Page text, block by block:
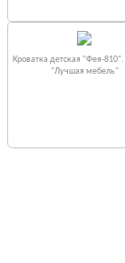
Кроватка детская "Фея-
"Лучшая мебель"